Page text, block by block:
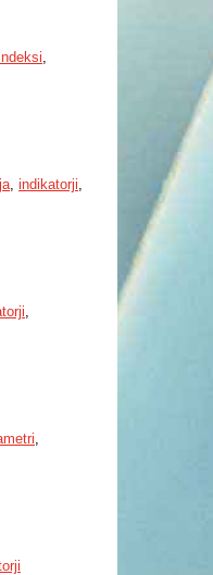
,
, indikatorji,
,
,